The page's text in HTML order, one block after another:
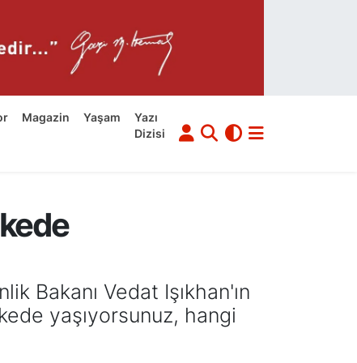
Magazin Yaşam
Yazı
Dizisi
Bakanı Vedat Işıkhan'ın
yaşıyorsunuz, hangi